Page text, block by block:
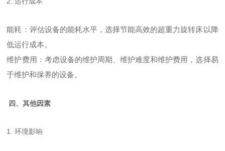
能耗：评估设备的能耗水平，选择节能高效的超重力旋转床以降
低运行成本。
维护费用：考虑设备的维护周期、维护难度和维护费用，选择易
于维护和保养的设备。
四、其他因素
1. 环境影响